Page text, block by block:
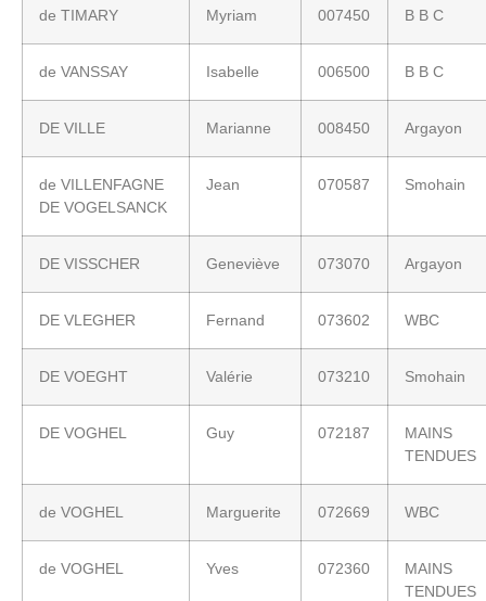
de TIMARY Myriam 007450 B B C
de VANSSAY Isabelle 006500 B B C
DE VILLE Marianne 008450 Argayon
de VILLENFAGNE
DE VOGELSANCK
Jean 070587 Smohain
DE VISSCHER Geneviève 073070 Argayon
DE VLEGHER Fernand 073602 WBC
DE VOEGHT Valérie 073210 Smohain
DE VOGHEL Guy 072187
MAINS
TENDUES
de VOGHEL Marguerite 072669 WBC
de VOGHEL Yves 072360
MAINS
TENDUES